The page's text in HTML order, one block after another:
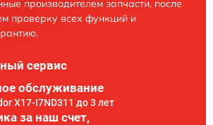
производителем запчасти, после
проверку всех функций и
сервис
обслуживание
X17-I7ND311 до 3 лет
за наш счет,